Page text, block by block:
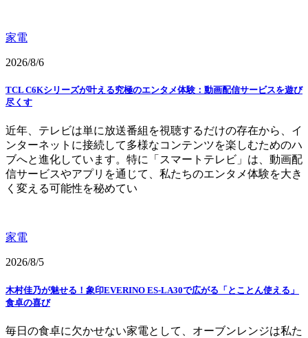
家電
2026/8/6
TCL C6Kシリーズが叶える究極のエンタメ体験：動画配信サービスを遊び
尽くす
近年、テレビは単に放送番組を視聴するだけの存在から、イ
ンターネットに接続して多様なコンテンツを楽しむためのハ
ブへと進化しています。特に「スマートテレビ」は、動画配
信サービスやアプリを通じて、私たちのエンタメ体験を大き
く変える可能性を秘めてい
家電
2026/8/5
木村佳乃が魅せる！象印EVERINO ES-LA30で広がる「とことん使える」
食卓の喜び
毎日の食卓に欠かせない家電として、オーブンレンジは私た